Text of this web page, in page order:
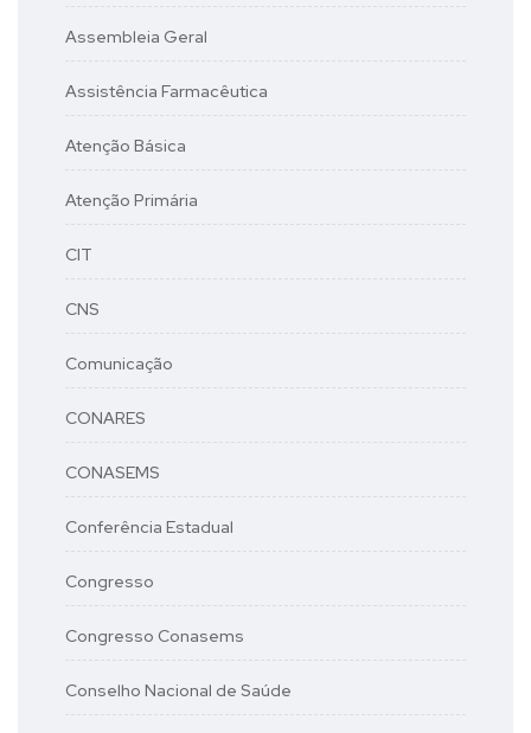
Assembleia Geral
Assistência Farmacêutica
Atenção Básica
Atenção Primária
CIT
CNS
Comunicação
CONARES
CONASEMS
Conferência Estadual
Congresso
Congresso Conasems
Conselho Nacional de Saúde